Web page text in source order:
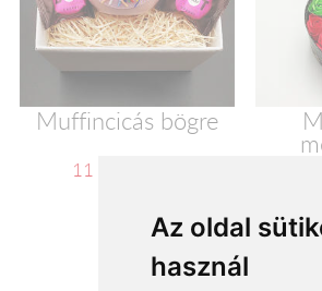
Az oldal
használ
Muffincicás bögre
11 600 Ft-tól
1 2